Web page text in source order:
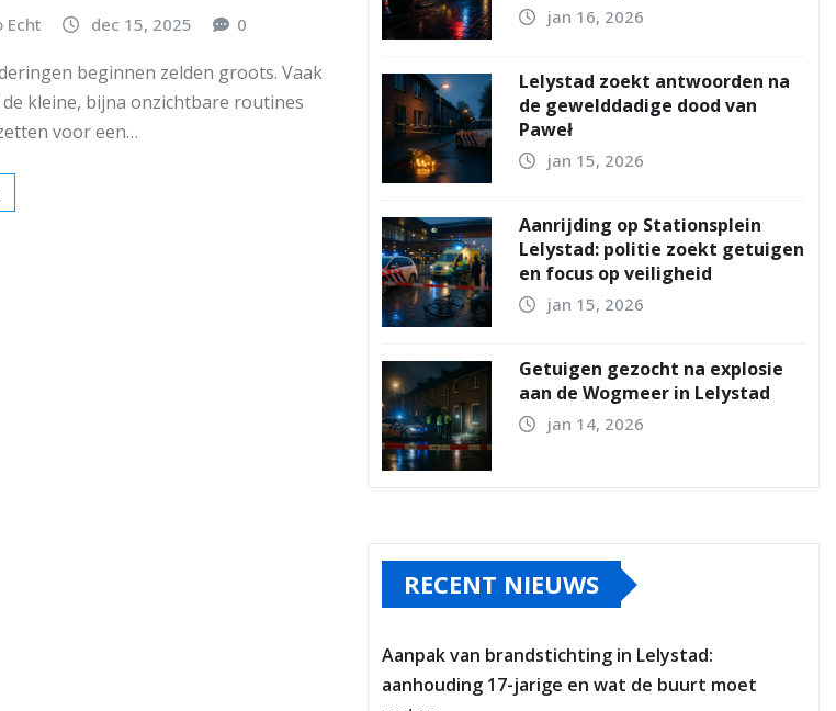
Echt dec 15, 2025 0
beginnen zelden groots. Vaak
kleine, bijna onzichtbare routines
voor een…
jan 16, 2026
Lelystad zoekt antwoorden na
de gewelddadige dood van
Paweł
jan 15, 2026
Aanrijding op Stationsplein
Lelystad: politie zoekt getuigen
en focus op veiligheid
jan 15, 2026
Getuigen gezocht na explosie
aan de Wogmeer in Lelystad
jan 14, 2026
RECENT NIEUWS
Aanpak van brandstichting in Lelystad:
aanhouding 17-jarige en wat de buurt moet